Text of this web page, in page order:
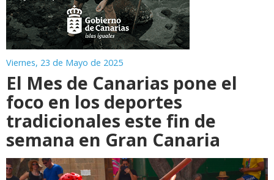
Viernes, 23 de Mayo de 2025
El Mes de Canarias pone el
foco en los deportes
tradicionales este fin de
semana en Gran Canaria